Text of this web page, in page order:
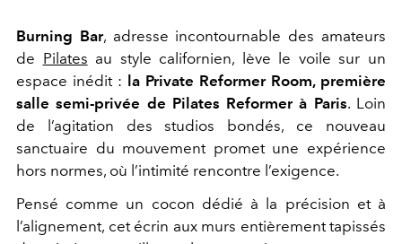
Burning Bar, adresse incontournable des amateurs
de Pilates au style californien, lève le voile sur un
espace inédit : la Private Reformer Room, première
salle semi-privée de Pilates Reformer à Paris. Loin
de l’agitation des studios bondés, ce nouveau
sanctuaire du mouvement promet une expérience
hors normes, où l’intimité rencontre l’exigence.
Pensé comme un cocon dédié à la précision et à
l’alignement, cet écrin aux murs entièrement tapissés